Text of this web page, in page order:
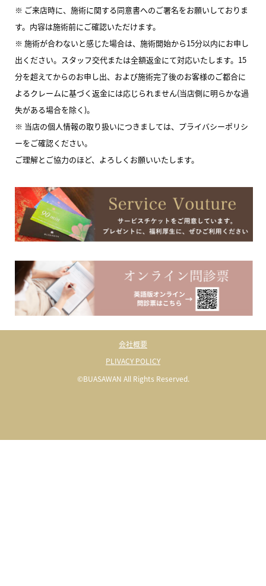
※ ご来店時に、施術に関する同意書へのご署名をお願いしておりま
す。内容は施術前にご確認いただけます。
※ 施術が合わないと感じた場合は、施術開始から15分以内にお申し
出ください。スタッフ交代または全額返金にて対応いたします。15
分を超えてからのお申し出、および施術完了後のお客様のご都合に
よるクレームに基づく返金には応じられません(当店側に明らかな過
失がある場合を除く)。
※ 当店の個人情報の取り扱いにつきましては、プライバシーポリシ
ーをご確認ください。
ご理解とご協力のほど、よろしくお願いいたします。
会社概要
PLIVACY POLICY
©BUASAWAN All Rights Reserved.